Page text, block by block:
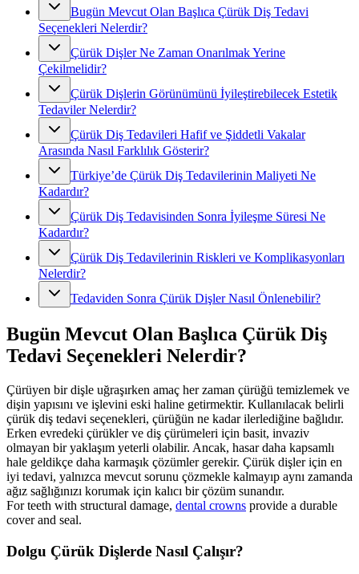
Bugün Mevcut Olan Başlıca Çürük Diş Tedavi
Seçenekleri Nelerdir?
Çürük Dişler Ne Zaman Onarılmak Yerine
Çekilmelidir?
Çürük Dişlerin Görünümünü İyileştirebilecek Estetik
Tedaviler Nelerdir?
Çürük Diş Tedavileri Hafif ve Şiddetli Vakalar
Arasında Nasıl Farklılık Gösterir?
Türkiye’de Çürük Diş Tedavilerinin Maliyeti Ne
Kadardır?
Çürük Diş Tedavisinden Sonra İyileşme Süresi Ne
Kadardır?
Çürük Diş Tedavilerinin Riskleri ve Komplikasyonları
Nelerdir?
Tedaviden Sonra Çürük Dişler Nasıl Önlenebilir?
Bugün Mevcut Olan Başlıca Çürük Diş
Tedavi Seçenekleri Nelerdir?
Çürüyen bir dişle uğraşırken amaç her zaman çürüğü temizlemek ve
dişin yapısını ve işlevini eski haline getirmektir. Kullanılacak belirli
çürük diş tedavi seçenekleri, çürüğün ne kadar ilerlediğine bağlıdır.
Erken evredeki çürükler ve diş çürümeleri için basit, invaziv
olmayan bir yaklaşım yeterli olabilir. Ancak, hasar daha kapsamlı
hale geldikçe daha karmaşık çözümler gerekir. Çürük dişler için en
iyi tedavi, yalnızca mevcut sorunu çözmekle kalmayıp aynı zamanda
ağız sağlığınızı korumak için kalıcı bir çözüm sunandır.
For teeth with structural damage, dental crowns provide a durable
cover and seal.
Dolgu Çürük Dişlerde Nasıl Çalışır?